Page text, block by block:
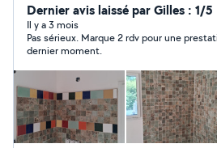
pour des travaux soignés et durables. - Salle de
Création ou rénovation, douche à
Revêtements de sol : Parquet,
élégant et résistant. - Extérieur : dalle béton, Gazon
synthétique, enduit en pierres
décennale : Vos travaux protégés
Qualité & précision : Des finitions
un intérieur et extérieur unique. Contactez moi pour un
devis gratuit.
Dernier avis laissé par Gilles : 1/5
Il y a 3 mois
Pas sérieux. Marque 2 rdv pour une
dernier moment.